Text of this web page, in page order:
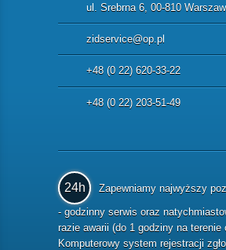
ul. Srebrna 6, 00-810
zidservice@op.pl
+48 (0 22) 620-33-22
+48 (0 22) 203-51-49
24h
Zapewniamy najwyższy
- godzinny serwis oraz
razie awarii (do 1 godziny na terenie
Komputerowy system rejestracji